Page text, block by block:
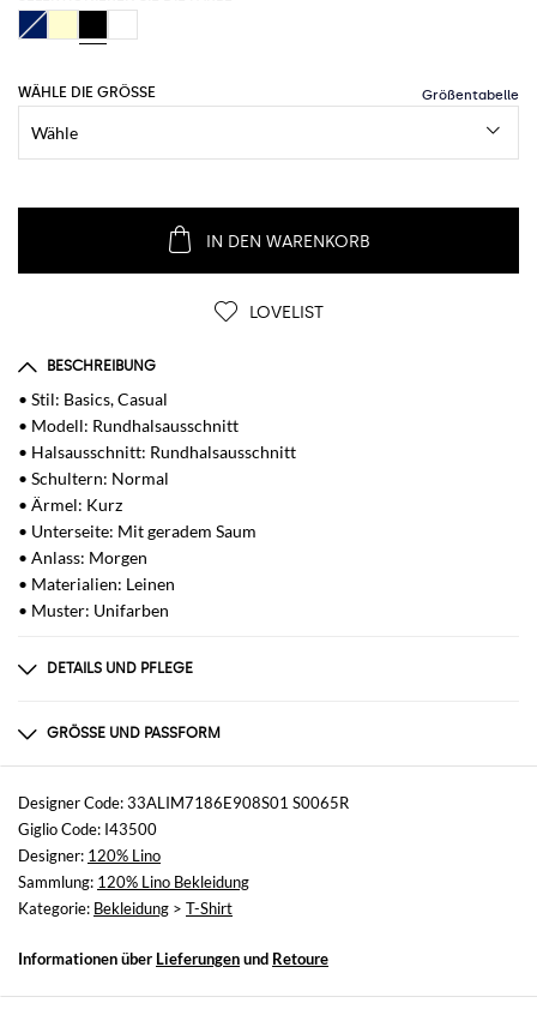
WÄHLE DIE GRÖSSE
IN DEN WARENKORB
LOVELIST
BESCHREIBUNG
• Stil: Basics, Casual
• Modell: Rundhalsausschnitt
• Halsausschnitt: Rundhalsausschnitt
• Schultern: Normal
• Ärmel: Kurz
• Unterseite: Mit geradem Saum
• Anlass: Morgen
• Materialien: Leinen
• Muster: Unifarben
DETAILS UND PFLEGE
nicht verfügbar
GRÖSSE UND PASSFORM
Größen
nicht verfügbar
Größe und Passform
Normale Passform
Designer Code: 33ALIM7186E908S01 S0065R
Giglio Code: I43500
Designer: 120% Lino
Sammlung: 120% Lino Bekleidung
Kategorie: Bekleidung > T-Shirt
Informationen über Lieferungenund Retoure